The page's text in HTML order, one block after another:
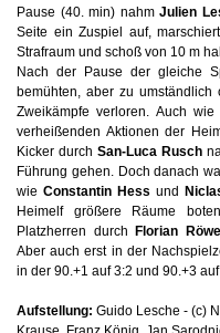
Pause (40. min) nahmJulien
Seite ein Zuspiel auf,
Strafraum und schoß von 10 m
Nach der Pause der gleiche
bemühten, aber zu
Zweikämpfe verloren. Auch
verheißenden Aktionen der
Kicker durch San-Luca Rusch
Führung gehen. Doch danach
wie Constantin Hess und
Heimelf größere Räume
Platzherren durch
Florian
Aber auch erst in der
in der 90.+1 auf 3:2 und 90.+3
Aufstellung: Guido Lesche - (c)